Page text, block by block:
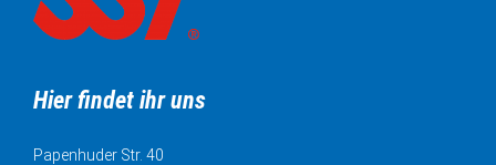
Hier findet ihr uns
Papenhuder Str. 40